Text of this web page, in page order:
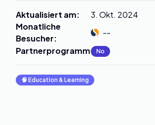
Aktualisiert am:
3. Okt. 2024
Monatliche
Besucher:
--
Partnerprogramm: No
🧠 Education & Learning